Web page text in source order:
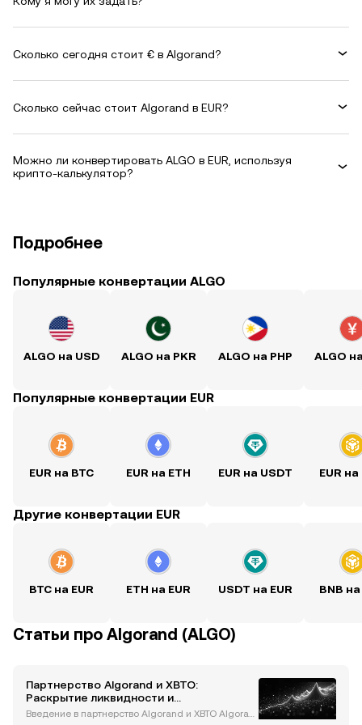
Сколько сегодня стоит € в Algorand?
Сколько сейчас стоит Algorand в EUR?
Можно ли конвертировать ALGO в EUR, используя
крипто-калькулятор?
Подробнее
Популярные конвертации ALGO
ALGO на USD ALGO на PKR ALGO на PHP ALGO
Популярные конвертации EUR
EUR на BTC EUR на ETH EUR на USDT EUR на
Другие конвертации EUR
BTC на EUR ETH на EUR USDT на EUR BNB на
Статьи про Algorand (ALGO)
Партнерство Algorand и XBTO:
Раскрытие ликвидности и
стимулирование институционального
Введение в партнерство Algorand и XBTO Algoran